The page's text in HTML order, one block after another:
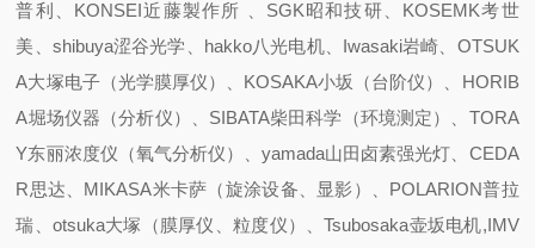
普利、KONSEI近藤製作所 、SGK昭和技研、KOSEMK考世
美、shibuya涩谷光学、hakko八光电机、Iwasaki岩崎、OTSUK
A大塚电子（光学膜厚仪）、KOSAKA小坂（台阶仪）、HORIB
A堀场仪器（分析仪）、SIBATA柴田科学（环境测定）、TORA
Y东丽浓度仪（氧气分析仪）、yamada山田卤素强光灯、CEDA
R思达、MIKASA米卡萨（旋涂设备、显影）、POLARION普拉
瑞、otsuka大塚（膜厚仪、粒度仪）、Tsubosaka壶坂电机,IMV